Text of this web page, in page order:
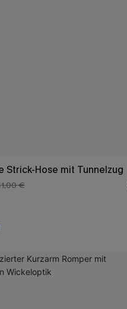
Strick-Hose mit Tunnelzug
€